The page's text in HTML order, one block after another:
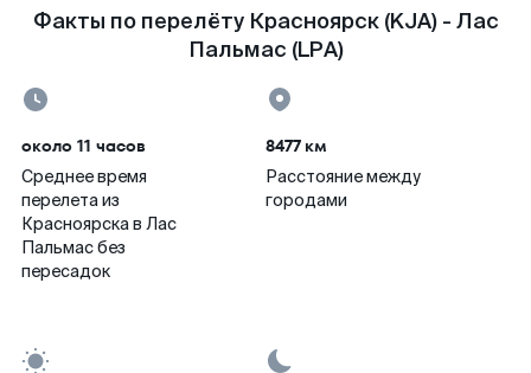
Факты по перелёту Красноярск (KJA) - Лас
Пальмас (LPA)
около 11 часов
Среднее время
перелета из
Красноярска в Лас
Пальмас без
пересадок
8477 км
Расстояние между
городами